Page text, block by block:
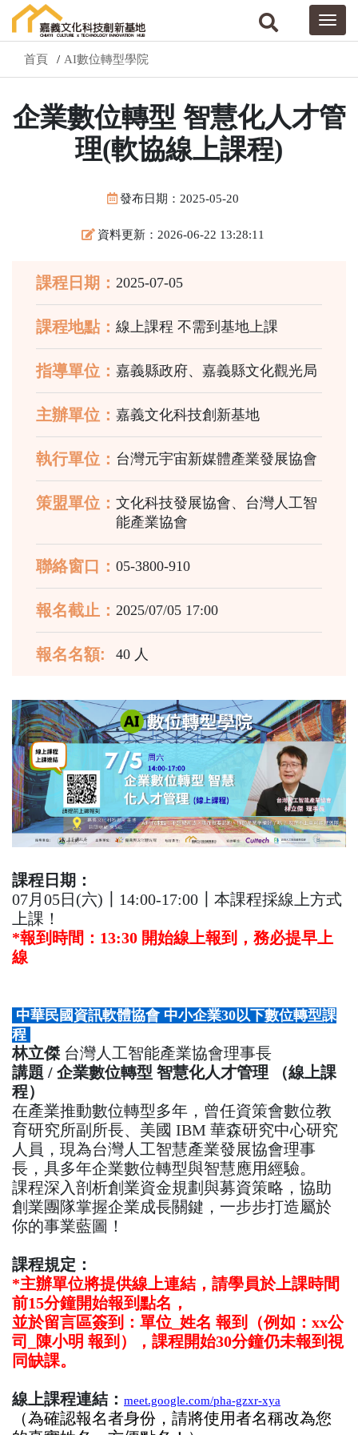
首頁 AI數位轉型學院
企業數位轉型 智慧化人才管
理(軟協線上課程)
發布日期：2025-05-20
資料更新：2026-06-22 13:28:11
課程日期： 2025-07-05
課程地點： 線上課程 不需到基地上課
指導單位： 嘉義縣政府、嘉義縣文化觀光局
主辦單位： 嘉義文化科技創新基地
執行單位： 台灣元宇宙新媒體產業發展協會
策盟單位： 文化科技發展協會、台灣人工智
能產業協會
聯絡窗口： 05-3800-910
報名截止： 2025/07/05 17:00
報名名額: 40 人
課程日期：
07月05日(六)┃14:00-17:00┃本課程採線上方式
上課！
*報到時間：13:30 開始線上報到，務必提早上
線
中華民國資訊軟體協會 中小企業30以下數位轉型​課
程
林立傑 台灣人工智能產業協會理事長
講題 / 企業數位轉型 智慧化人才管理 （線上課
程）
在產業推動數位轉型多年，曾任資策會數位教
育研究所副所長、美國 IBM 華森研究中心研究
人員，現為台灣人工智慧產業發展協會理事
長，具多年企業數位轉型與智慧應用經驗。
課程深入剖析創業資金規劃與募資策略，協助
創業團隊掌握企業成長關鍵，一步步打造屬於
你的事業藍圖！
課程規定：
*主辦單位將提供線上連結，請學員於上課時間
前15分鐘開始報到點名，
並於留言區簽到：單位_姓名 報到（例如：xx公
司_陳小明 報到），課程開始30分鐘仍未報到視
同缺課。
線上課程連結： meet.google.com/pha-gzxr-xya
（為確認報名者身份，請將使用者名稱改為您